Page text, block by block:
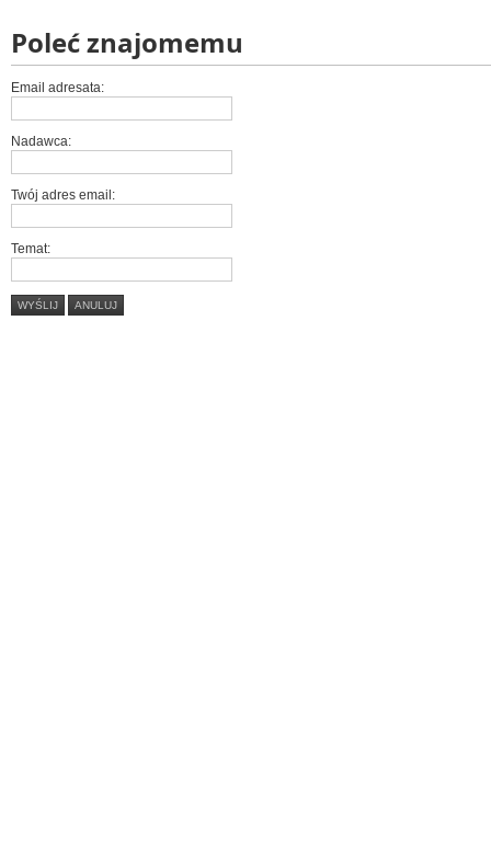
Poleć znajomemu
Email adresata:
Nadawca:
Twój adres email:
Temat:
WYŚLIJ ANULUJ